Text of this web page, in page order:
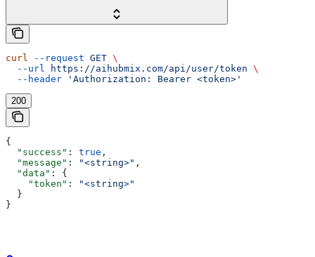
curl --request GET \
  --url
https://aihubmix.com/api/user/token \
  --header
'Authorization: Bearer <token>'
200
{
  "success"
: true ,
  "message"
: "<string>" ,
  "data"
: {
    "token"
:
"<string>"
  }
}